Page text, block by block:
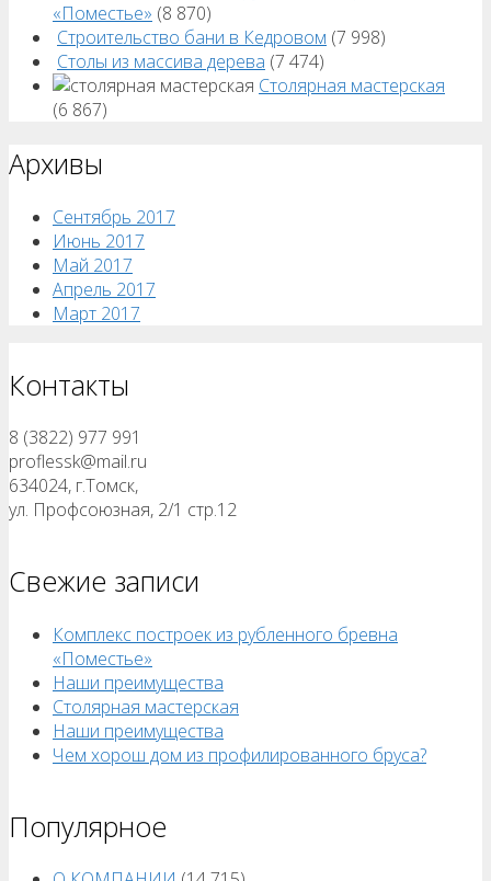
«Поместье» (8 870)
Строительство бани в Кедровом (7 998)
Столы из массива дерева (7 474)
Столярная мастерская
(6 867)
Архивы
Сентябрь 2017
Июнь 2017
Май 2017
Апрель 2017
Март 2017
Контакты
8 (3822) 977 991
proflessk@mail.ru
634024, г.Томск,
ул. Профсоюзная, 2/1 стр.12
Свежие записи
Комплекс построек из рубленного бревна
«Поместье»
Наши преимущества
Столярная мастерская
Наши преимущества
Чем хорош дом из профилированного бруса?
Популярное